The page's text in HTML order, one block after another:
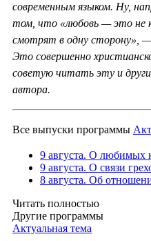
современным языком. Ну,
том, что «любовь — это не
смотрят в одну сторону», —
Это совершенно
советую читать эту и
автора.
Все выпуски программы
9 августа. О любимых
9 августа. О связи
8 августа. Об
Читать полностью
Другие программы
Актуальная тема